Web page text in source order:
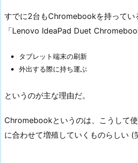
すでに2台もChromebookを持ってい
「Lenovo IdeaPad Duet
タブレット端末の刷新
外出する際に持ち運ぶ
というのが主な理由だ。
Chromebookというのは、こうして
に合わせて増殖していくものらしい (